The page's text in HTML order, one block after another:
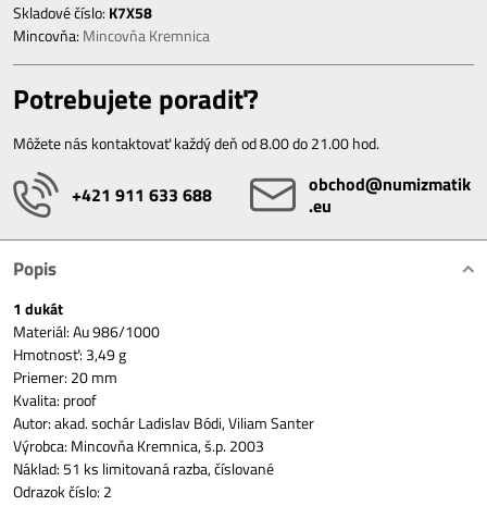
Skladové číslo: K7X58
Mincovňa: Mincovňa Kremnica
Potrebujete poradiť?
Môžete nás kontaktovať každý deň od 8.00 do 21.00 hod.
+421 911 633 688
obchod​@numizmatik​
.eu
Popis
1 dukát
Materiál: Au 986/1000
Hmotnosť: 3,49 g
Priemer: 20 mm
Kvalita: proof
Autor: akad. sochár Ladislav Bódi, Viliam Santer
Výrobca: Mincovňa Kremnica, š.p. 2003
Náklad: 51 ks limitovaná razba, číslované
Odrazok číslo: 2